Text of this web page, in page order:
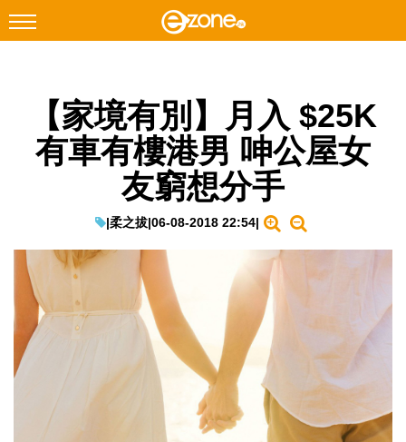
Facebook Instagram
科技焦點
教學評測
EduTech
IT Times
生成式AI與雲端應用
Enterprise Digital Transformation
【家境有別】月入 $25K
有車有樓港男 呻公屋女
友窮想分手
|柔之拔|06-08-2018 22:54|